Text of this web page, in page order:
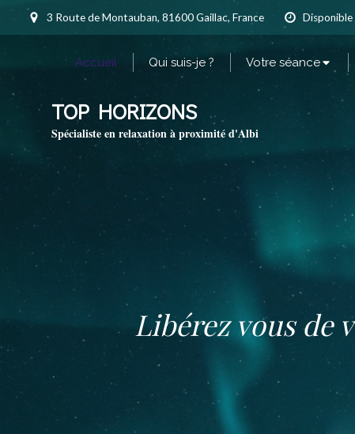
3 Route de Montauban, 81600 Gaillac, France
Accueil Qui suis-je ? Votre séance
TOP HORIZONS
Spécialiste en relaxation à proximité d'Albi
Libérez vous de